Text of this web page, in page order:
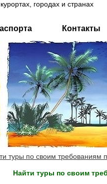
городах и странах
Контакты
туры по своим требованиям
Найти туры по своим